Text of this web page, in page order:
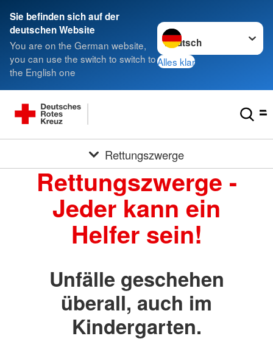
Sie befinden sich auf der
deutschen Website
You are on the German website,
you can use the switch to switch to
the English one
Sprache wechseln zu
Alles klar
Rettungszwerge
Rettungszwerge -
Jeder kann ein
Helfer sein!
Unfälle geschehen
überall, auch im
Kindergarten.